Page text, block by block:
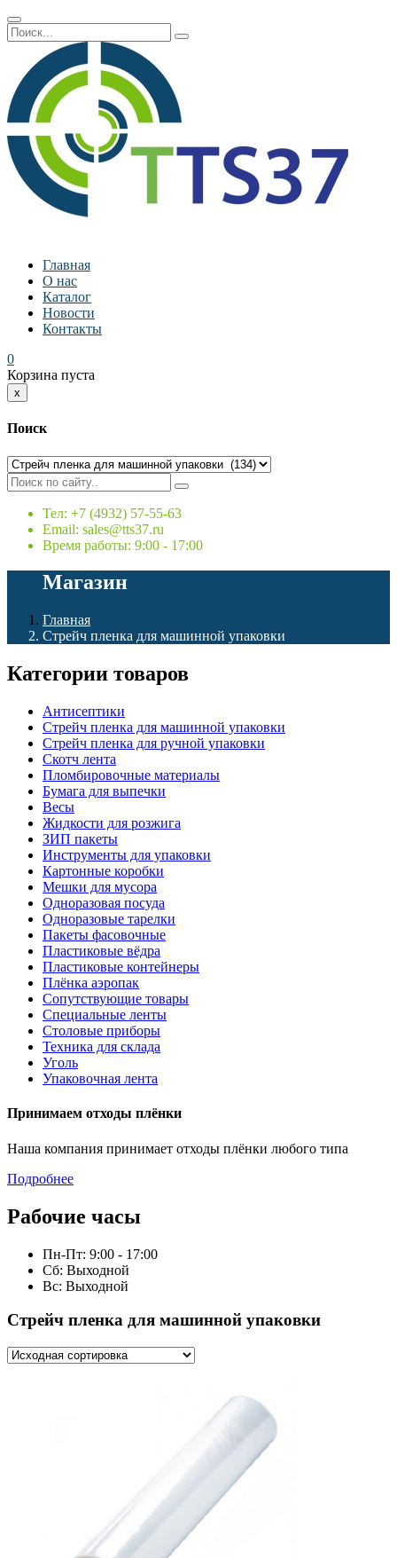
Главная
О нас
Каталог
Новости
Контакты
0
Корзина пуста
x
Поиск
Тел: +7 (4932) 57-55-63
Email: sales@tts37.ru
Время работы: 9:00 - 17:00
Магазин
Главная
Стрейч пленка для машинной упаковки
Категории товаров
Антисептики
Стрейч пленка для машинной упаковки
Стрейч пленка для ручной упаковки
Скотч лента
Пломбировочные материалы
Бумага для выпечки
Весы
Жидкости для розжига
ЗИП пакеты
Инструменты для упаковки
Картонные коробки
Мешки для мусора
Одноразовая посуда
Одноразовые тарелки
Пакеты фасовочные
Пластиковые вёдра
Пластиковые контейнеры
Плёнка аэропак
Сопутствующие товары
Специальные ленты
Столовые приборы
Техника для склада
Уголь
Упаковочная лента
Принимаем отходы плёнки
Наша компания принимает отходы плёнки любого типа
Подробнее
Рабочие часы
Пн-Пт: 9:00 - 17:00
Сб: Выходной
Вс: Выходной
Стрейч пленка для машинной упаковки